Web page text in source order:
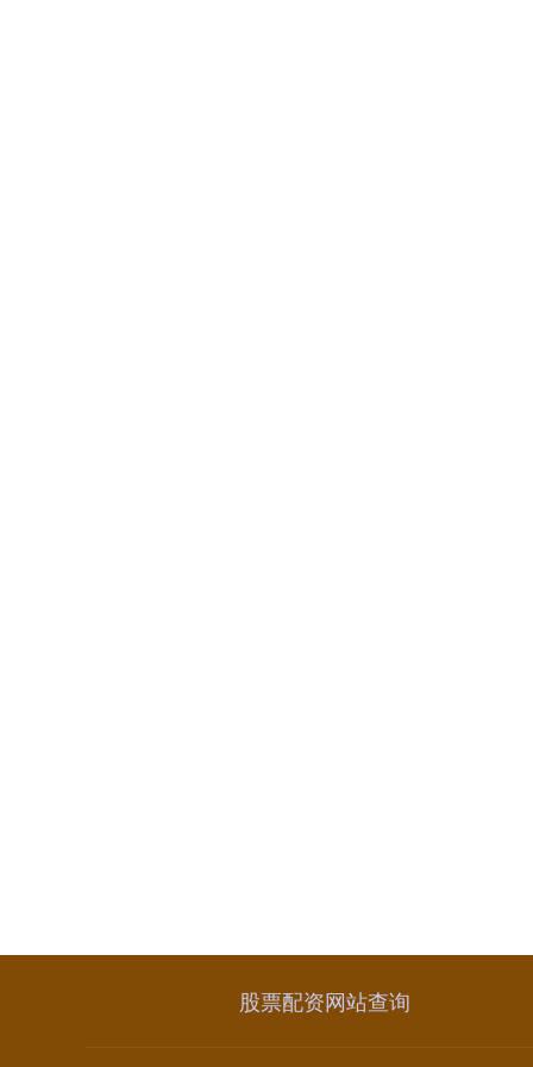
股票配资网站查询